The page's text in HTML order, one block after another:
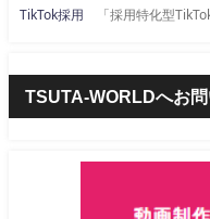
TikTok採用 「採用特化型
TSUTA-WORLDへお